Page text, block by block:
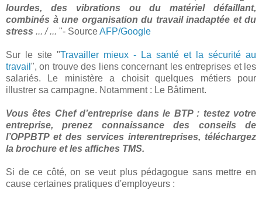
lourdes, des vibrations ou du matériel défaillant,
combinés à une organisation du travail inadaptée et du
stress ... / ... "- SourceAFP/Google
Sur le site "Travailler mieux - La santé et la sécurité au
travail ", on trouve des liens concernant les entreprises et les
salariés. Le ministère a choisit quelques métiers pour
illustrer sa campagne. Notamment : Le Bâtiment.
Vous êtes Chef d’entreprise dans le BTP : testez votre
entreprise, prenez connaissance des conseils de
l’OPPBTP et des services interentreprises, téléchargez
la brochure et les affiches TMS.
Si de ce côté, on se veut plus pédagogue sans mettre en
cause certaines pratiques d'employeurs :